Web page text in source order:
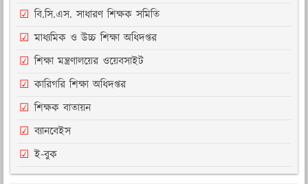
বি.সি.এস. সাধারণ শিক্ষক সমিতি
মাধ্যমিক ও উচ্চ শিক্ষা অধিদপ্তর
শিক্ষা মন্ত্রণালয়ের ওয়েবসাইট
কারিগরি শিক্ষা অধিদপ্তর
শিক্ষক বাতায়ন
ব্যানবেইস
ই-বুক